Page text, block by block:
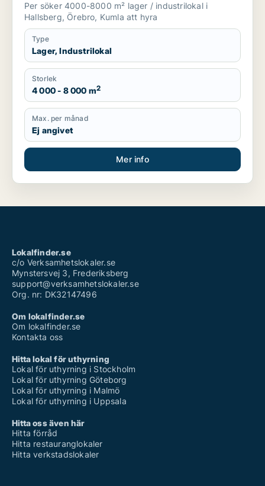
Per söker 4000-8000 m² lager / industrilokal i
Hallsberg, Örebro, Kumla att hyra
Type
Lager, Industrilokal
Storlek
4 000 - 8 000 m2
Max. per månad
Ej angivet
Mer info
Lokalfinder.se
c/o Verksamhetslokaler.se
Mynstersvej 3, Frederiksberg
support@verksamhetslokaler.se
Org. nr: DK32147496
Om lokalfinder.se
Om lokalfinder.se
Kontakta oss
Hitta lokal för uthyrning
Lokal för uthyrning i Stockholm
Lokal för uthyrning Göteborg
Lokal för uthyrning i Malmö
Lokal för uthyrning i Uppsala
Hitta oss även här
Hitta förråd
Hitta restauranglokaler
Hitta verkstadslokaler